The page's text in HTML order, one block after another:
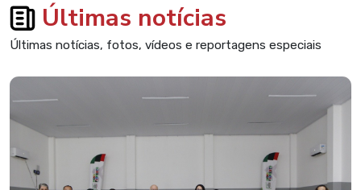
Últimas notícias
Últimas notícias, fotos, vídeos e reportagens especiais